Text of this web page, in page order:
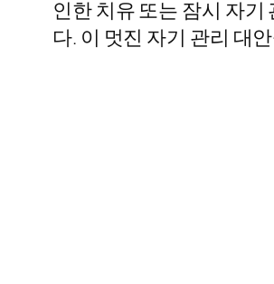
인한 치유 또는 잠시 자
다. 이 멋진 자기 관리 대